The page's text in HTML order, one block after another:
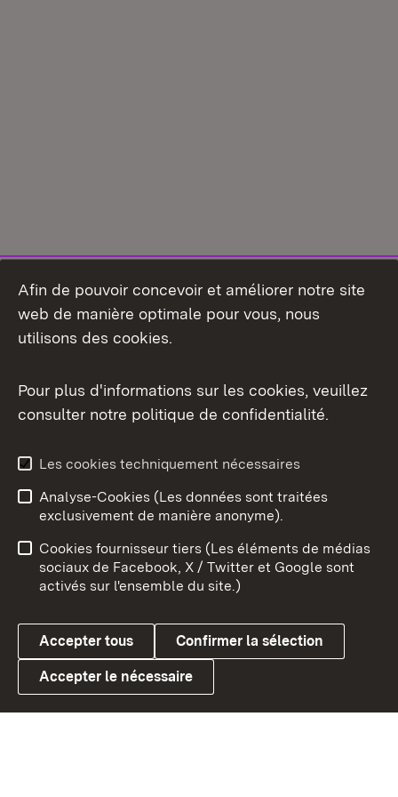
Aperçu des thèmes
Link zum Landesportal
Conseils d'utilisation
Confidentialité
Cookies
Afin de pouvoir concevoir et améliorer notre site
web de manière optimale pour vous, nous
utilisons des cookies.
Pour plus d'informations sur les cookies, veuillez
consulter notre politique de confidentialité.
Les cookies techniquement nécessaires
Analyse-Cookies (Les données sont traitées
exclusivement de manière anonyme).
Cookies fournisseur tiers (Les éléments de médias
sociaux de Facebook, X / Twitter et Google sont
activés sur l'ensemble du site.)
Accepter tous Confirmer la sélection
Accepter le nécessaire